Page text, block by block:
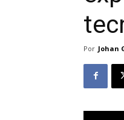
Por Johan